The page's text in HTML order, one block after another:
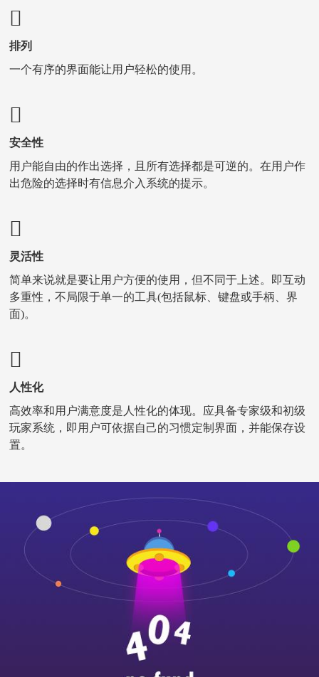
排列
一个有序的界面能让用户轻松的使用。
安全性
用户能自由的作出选择，且所有选择都是可逆的。在用户作
出危险的选择时有信息介入系统的提示。
灵活性
简单来说就是要让用户方便的使用，但不同于上述。即互动
多重性，不局限于单一的工具(包括鼠标、键盘或手柄、界
面)。
人性化
高效率和用户满意度是人性化的体现。应具备专家级和初级
玩家系统，即用户可依据自己的习惯定制界面，并能保存设
置。